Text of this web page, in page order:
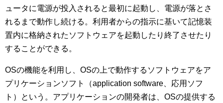
ュータに電源が投入されると最初に起動し、電源が落とさ
れるまで動作し続ける。利用者からの指示に基いて記憶装
置内に格納されたソフトウェアを起動したり終了させたり
することができる。
OSの機能を利用し、OSの上で動作するソフトウェアをア
プリケーションソフト（application software、応用ソフ
ト）という。アプリケーションの開発者は、OSの提供する